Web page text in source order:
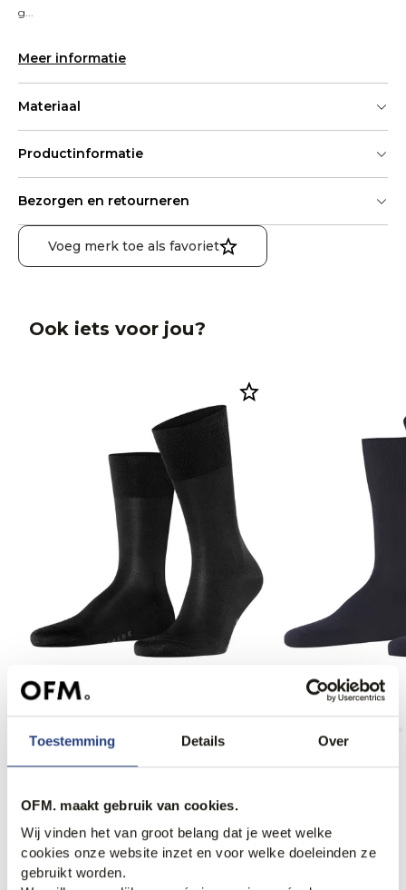
Toestemming Details Over
OFM. maakt gebruik van cookies.
Wij vinden het van groot belang dat je weet welke
cookies onze website inzet en voor welke doeleinden ze
gebruikt worden.
g...
Meer informatie
Materiaal
Productinformatie
Bezorgen en retourneren
Voeg merk toe als favoriet
Ook iets voor jou?
Falke Sokken
Falke Sokken
Anderen bekeken ook